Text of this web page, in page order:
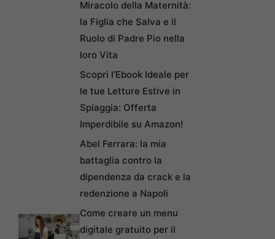
Miracolo della Maternità:
la Figlia che Salva e il
Ruolo di Padre Pio nella
loro Vita
Scopri l’Ebook Ideale per
le tue Letture Estive in
Spiaggia: Offerta
Imperdibile su Amazon!
Abel Ferrara: la mia
battaglia contro la
dipendenza da crack e la
redenzione a Napoli
Come creare un menu
digitale gratuito per il